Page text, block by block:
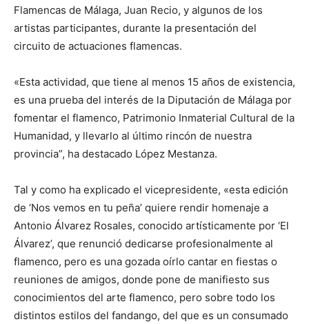
Flamencas de Málaga, Juan Recio, y algunos de los
artistas participantes, durante la presentación del
circuito de actuaciones flamencas.
«Esta actividad, que tiene al menos 15 años de existencia,
es una prueba del interés de la Diputación de Málaga por
fomentar el flamenco, Patrimonio Inmaterial Cultural de la
Humanidad, y llevarlo al último rincón de nuestra
provincia”, ha destacado López Mestanza.
Tal y como ha explicado el vicepresidente, «esta edición
de ‘Nos vemos en tu peña’ quiere rendir homenaje a
Antonio Álvarez Rosales, conocido artísticamente por ‘El
Álvarez’, que renunció dedicarse profesionalmente al
flamenco, pero es una gozada oírlo cantar en fiestas o
reuniones de amigos, donde pone de manifiesto sus
conocimientos del arte flamenco, pero sobre todo los
distintos estilos del fandango, del que es un consumado